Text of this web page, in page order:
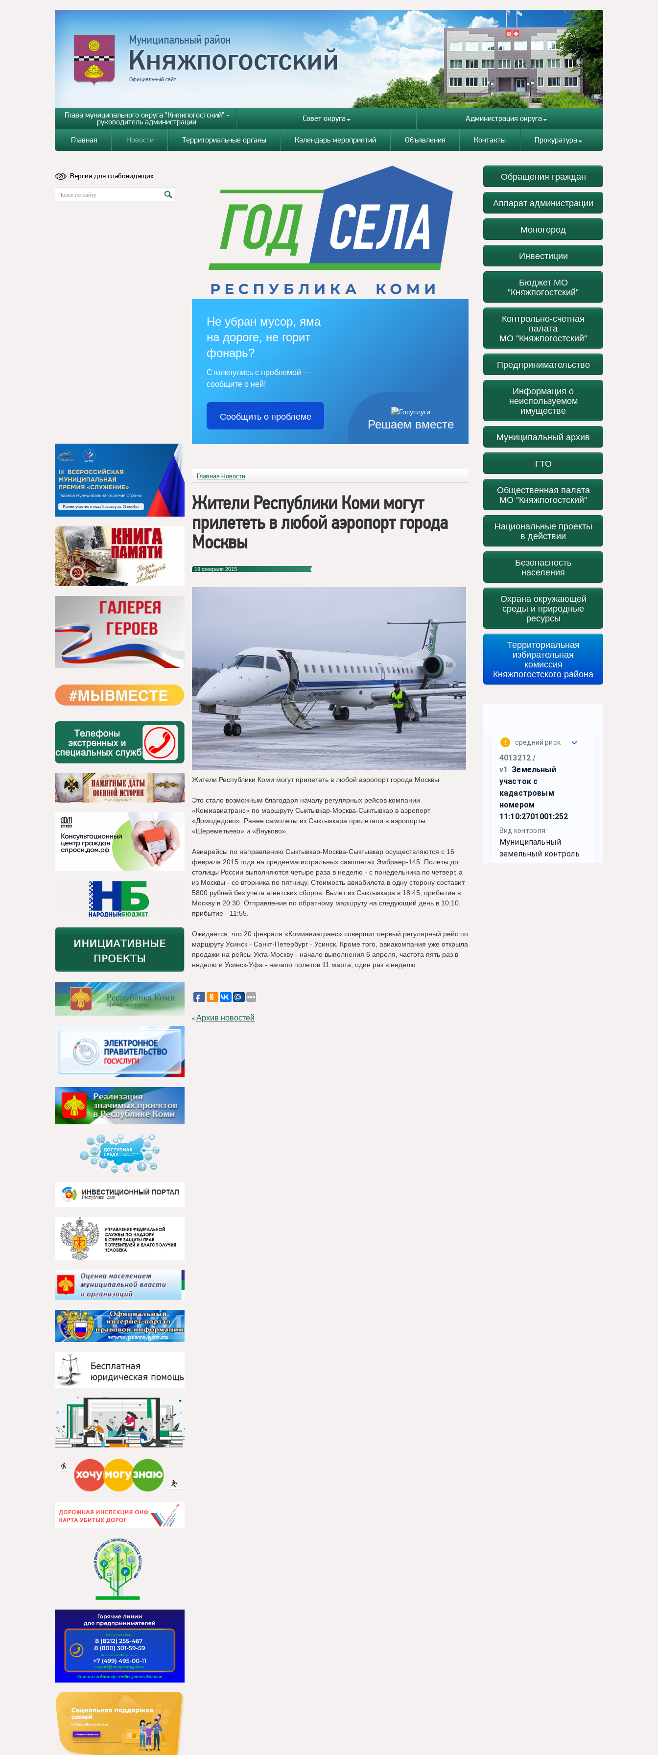
Глава муниципального округа "Княжпогостский" -
руководитель администрации Совет округа Администрация округа
Главная Новости Территориальные органы Календарь мероприятий Объявления Контакты Прокуратура
Версия для слабовидящих
Решаем вместе
Не убран мусор, яма
на дороге, не горит
фонарь?
Столкнулись с проблемой —
сообщите о ней!
Сообщить о проблеме
Главная Новости
Жители Республики Коми могут
прилететь в любой аэропорт города
Москвы
19 февраля 2015
Жители Республики Коми могут прилететь в любой аэропорт города Москвы
Это стало возможным благодаря началу регулярных рейсов компании
«Комиавиатранс» по маршруту Сыктывкар-Москва-Сыктывкар в аэропорт
«Домодедово». Ранее самолеты из Сыктывкара прилетали в аэропорты
«Шереметьево» и «Внуково».
Авиарейсы по направлению Сыктывкар-Москва-Сыктывкар осуществляются с 16
февраля 2015 года на среднемагистральных самолетах Эмбраер-145. Полеты до
столицы России выполняются четыре раза в неделю - с понедельника по четверг, а
из Москвы - со вторника по пятницу. Стоимость авиабилета в одну сторону составит
5800 рублей без учета агентских сборов. Вылет из Сыктывкара в 18:45, прибытие в
Москву в 20:30. Отправление по обратному маршруту на следующий день в 10:10,
прибытие - 11:55.
Ожидается, что 20 февраля «Комиавиатранс» совершит первый регулярный рейс по
маршруту Усинск - Санкт-Петербург - Усинск. Кроме того, авиакомпания уже открыла
продажи на рейсы Ухта-Москву - начало выполнения 6 апреля, частота пять раз в
неделю и Усинск-Уфа - начало полетов 11 марта, один раз в неделю.
«Архив новостей
Обращения граждан
Аппарат администрации
Моногород
Инвестиции
Бюджет МО
"Княжпогостский"
Контрольно-счетная
палата
МО "Княжпогостский"
Предпринимательство
Информация о
неиспользуемом
имуществе
Муниципальный архив
ГТО
Общественная палата
МО "Княжпогостский"
Национальные проекты
в действии
Безопасность
населения
Охрана окружающей
среды и природные
ресурсы
Территориальная
избирательная
комиссия
Княжпогостского района